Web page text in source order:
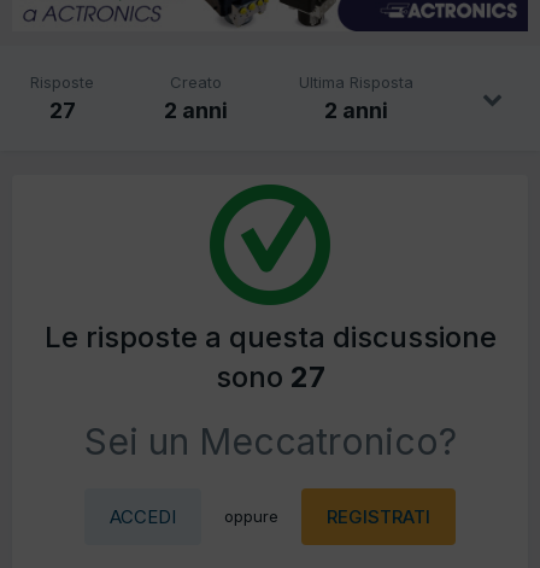
Risposte
27
Creato
2 anni
Ultima Risposta
2 anni
Le risposte a questa discussione
sono 27
Sei un Meccatronico?
ACCEDI oppure REGISTRATI